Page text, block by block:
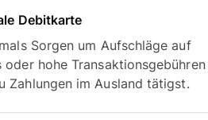
Debitkarte
Sorgen um Aufschläge auf
oder hohe Transaktionsgebühren
Zahlungen im Ausland tätigst.